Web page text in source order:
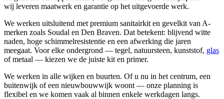
wij leveren maatwerk en garantie op het uitgevoerde werk.
We werken uitsluitend met premium sanitairkit en gevelkit van A-
merken zoals Soudal en Den Braven. Dat betekent: blijvend witte
naden, hoge schimmelresistentie en een afwerking die jaren
meegaat. Voor elke ondergrond — tegel, natuursteen, kunststof, glas
of metaal — kiezen we de juiste kit en primer.
We werken in alle wijken en buurten. Of u nu in het centrum, een
buitenwijk of een nieuwbouwwijk woont — onze planning is
flexibel en we komen vaak al binnen enkele werkdagen langs.